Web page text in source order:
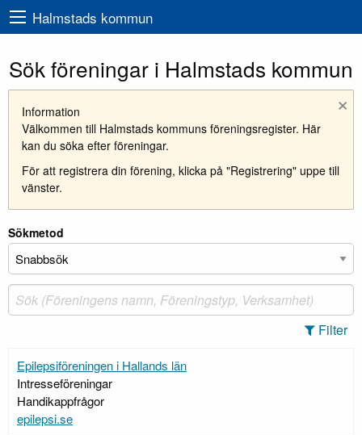
Halmstads kommun
Sök föreningar i Halmstads kommun
×
Information
Välkommen till Halmstads kommuns föreningsregister. Här
kan du söka efter föreningar.
För att registrera din förening, klicka på "Registrering" uppe till
vänster.
Sökmetod
Filter
Epilepsiföreningen i Hallands län
Intresseföreningar
Handikappfrågor
epilepsi.se